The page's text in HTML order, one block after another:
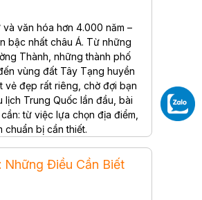
văn hóa hơn 4.000 năm –
bậc nhất châu Á. Từ những
Thành, những thành phố
vùng đất Tây Tạng huyền
vẻ đẹp rất riêng, chờ đợi bạn
lịch Trung Quốc lần đầu, bài
từ việc lựa chọn địa điểm,
chuẩn bị cần thiết.
Những Điều Cần Biết